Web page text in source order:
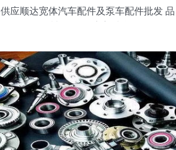
供应顺达宽体汽车配件及泵车配件批发 品